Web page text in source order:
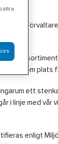
gott om plats
ett
i linje med vår
enligt